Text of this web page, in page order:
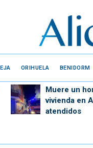
ORIHUELA BENIDORM
Muere un
vivienda en
atendidos